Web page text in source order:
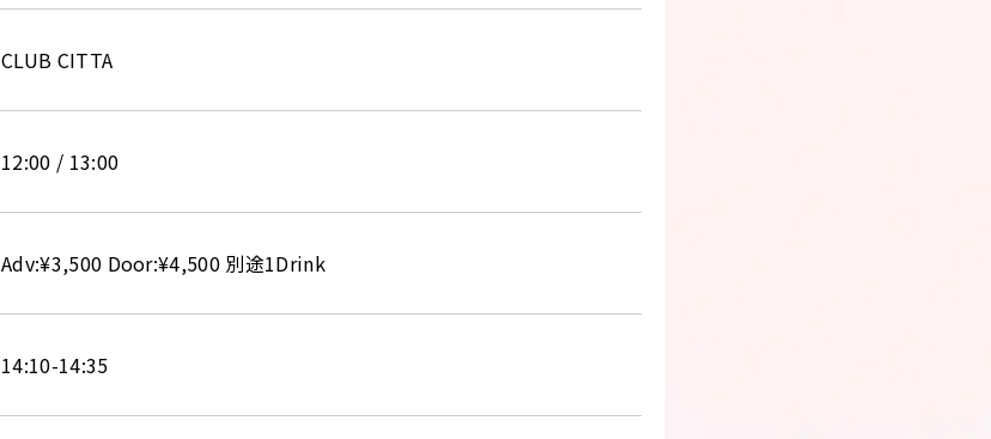
CLUB CITTA
12:00 / 13:00
Adv:¥3,500 Door:¥4,500 別途1Drink
14:10-14:35